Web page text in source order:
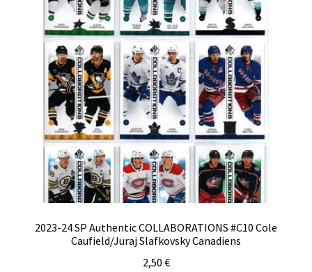
2023-24 SP Authentic COLLABORATIONS #C10 Cole
Caufield/Juraj Slafkovsky Canadiens
2,50 €